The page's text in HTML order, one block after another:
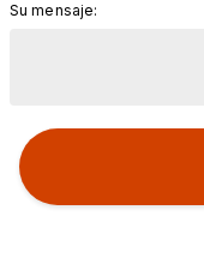
Su mensaje: